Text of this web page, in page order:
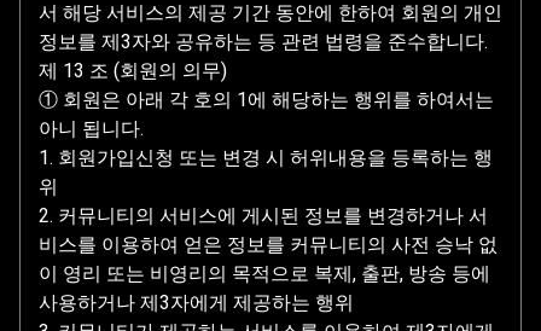
서 해당 서비스의 제공 기간 동안에 한하여 회원의 개인
정보를 제3자와 공유하는 등 관련 법령을 준수합니다.
제 13 조 (회원의 의무)
① 회원은 아래 각 호의 1에 해당하는 행위를 하여서는
아니 됩니다.
1. 회원가입신청 또는 변경 시 허위내용을 등록하는 행
위
2. 커뮤니티의 서비스에 게시된 정보를 변경하거나 서
비스를 이용하여 얻은 정보를 커뮤니티의 사전 승낙 없
이 영리 또는 비영리의 목적으로 복제, 출판, 방송 등에
사용하거나 제3자에게 제공하는 행위